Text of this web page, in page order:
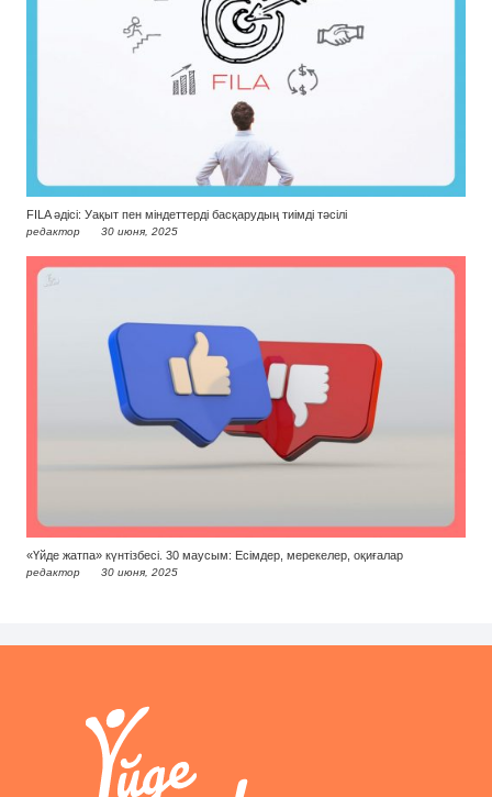
FILA әдісі: Уақыт пен міндеттерді басқарудың тиімді тәсілі
редактор 30 июня, 2025
«Үйде жатпа» күнтізбесі. 30 маусым: Есімдер, мерекелер, оқиғалар
редактор 30 июня, 2025